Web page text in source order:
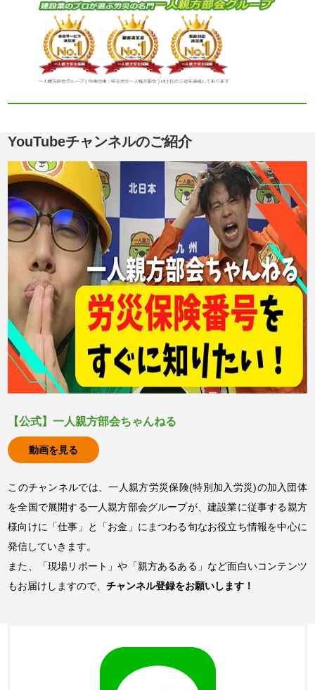
YouTubeチャンネルのご紹介
【公式】一人親方部会ちゃんねる
動画を見る
このチャンネルでは、一人親方労災保険(特別加入労災)の加入団体
を全国で展開する一人親方部会グループが、建設業に従事する親方
様向けに「仕事」と「お金」にまつわる旬なお役立ち情報を中心に
発信していきます。
また、「現場リポート」や「親方あるある」など面白いコンテンツ
もお届けしますので、チャンネル登録をお願いします！